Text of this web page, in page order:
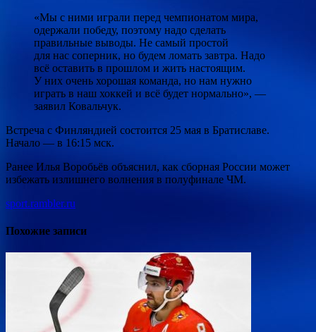
«Мы с ними играли перед чемпионатом мира,
одержали победу, поэтому надо сделать
правильные выводы. Не самый простой
для нас соперник, но будем ломать завтра. Надо
всё оставить в прошлом и жить настоящим.
У них очень хорошая команда, но нам нужно
играть в наш хоккей и всё будет нормально», —
заявил Ковальчук.
Встреча с Финляндией состоится 25 мая в Братиславе.
Начало — в 16:15 мск.
Ранее Илья Воробьёв объяснил, как сборная России может
избежать излишнего волнения в полуфинале ЧМ.
sport.rambler.ru
Похожие записи